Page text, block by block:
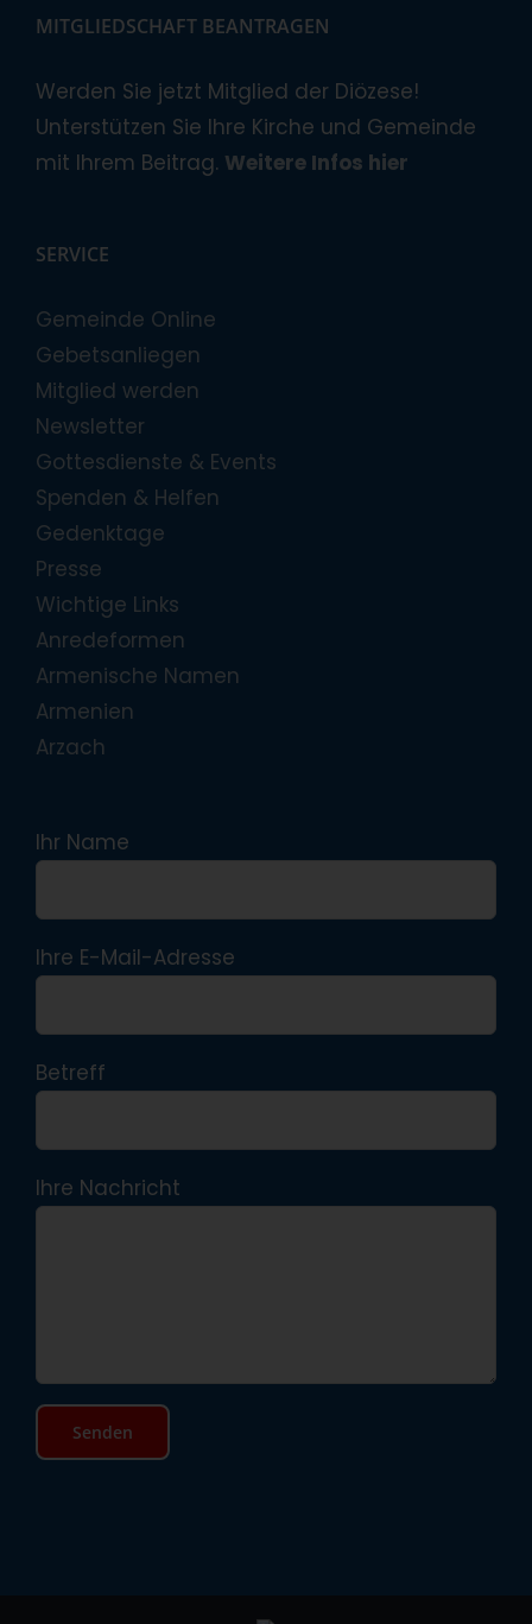
MITGLIEDSCHAFT BEANTRAGEN
Werden Sie jetzt Mitglied der Diözese!
Unterstützen Sie Ihre Kirche und Gemeinde
mit Ihrem Beitrag. Weitere Infos hier
SERVICE
Gemeinde Online
Gebetsanliegen
Mitglied werden
Newsletter
Gottesdienste & Events
Spenden & Helfen
Gedenktage
Presse
Wichtige Links
Anredeformen
Armenische Namen
Armenien
Arzach
Ihr Name
Ihre E-Mail-Adresse
Betreff
Ihre Nachricht